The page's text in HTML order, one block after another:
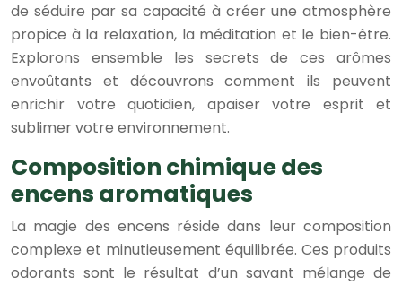
de séduire par sa capacité à créer une atmosphère
propice à la relaxation, la méditation et le bien-être.
Explorons ensemble les secrets de ces arômes
envoûtants et découvrons comment ils peuvent
enrichir votre quotidien, apaiser votre esprit et
sublimer votre environnement.
Composition chimique des
encens aromatiques
La magie des encens réside dans leur composition
complexe et minutieusement équilibrée. Ces produits
odorants sont le résultat d’un savant mélange de